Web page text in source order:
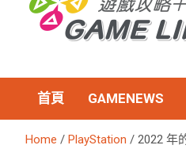
首頁 GAMENEWS
Home PlayStation 2022 年